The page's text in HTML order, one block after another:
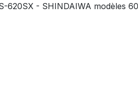
- SHINDAIWA modèles